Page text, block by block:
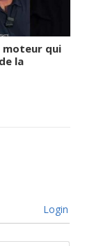
moteur qui
la
Login